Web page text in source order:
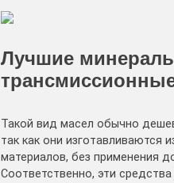
Лучшие
Такой вид масел обычно
так как они изготавливаются
материалов, без применения
Соответственно, эти